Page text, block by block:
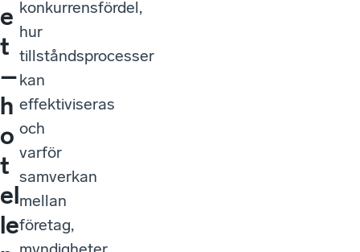
e
t
–
h
o
t
el
le
konkurrensfördel,
hur
tillståndsprocesser
kan
effektiviseras
och
varför
samverkan
mellan
företag,